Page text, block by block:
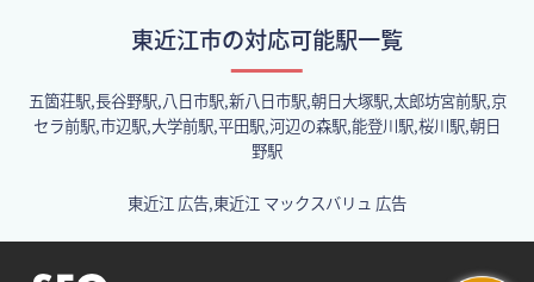
東近江市の対応可能駅一覧
五箇荘駅,長谷野駅,八日市駅,新八日市駅,朝日大塚駅,太郎坊宮前駅,京
セラ前駅,市辺駅,大学前駅,平田駅,河辺の森駅,能登川駅,桜川駅,朝日
野駅
東近江 広告,東近江 マックスバリュ 広告